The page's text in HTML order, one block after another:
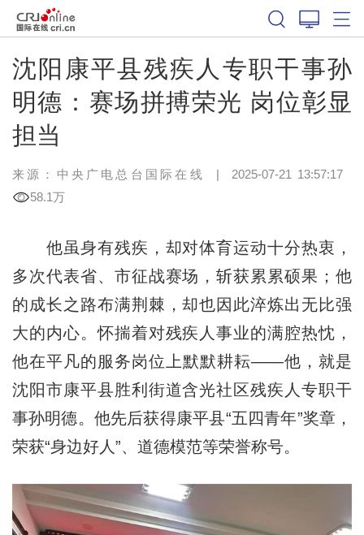
沈阳康平县残疾人专职干事孙
明德：赛场拼搏荣光 岗位彰显
担当
来源：中央广电总台国际在线 | 2025-07-21 13:57:17
58.1万
他虽身有残疾，却对体育运动十分热衷，
多次代表省、市征战赛场，斩获累累硕果；他
的成长之路布满荆棘，却也因此淬炼出无比强
大的内心。怀揣着对残疾人事业的满腔热忱，
他在平凡的服务岗位上默默耕耘——他，就是
沈阳市康平县胜利街道含光社区残疾人专职干
事孙明德。他先后获得康平县“五四青年”奖章，
荣获“身边好人”、道德模范等荣誉称号。